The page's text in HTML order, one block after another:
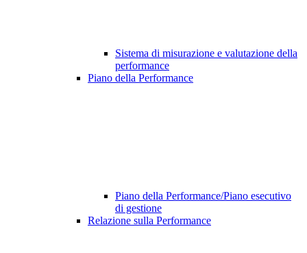
Sistema di misurazione e valutazione della
performance
Piano della Performance
Piano della Performance/Piano esecutivo
di gestione
Relazione sulla Performance